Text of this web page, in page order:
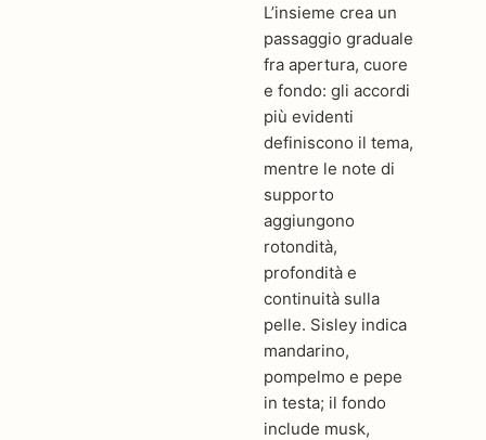
L’insieme crea un
passaggio graduale
fra apertura, cuore
e fondo: gli accordi
più evidenti
definiscono il tema,
mentre le note di
supporto
aggiungono
rotondità,
profondità e
continuità sulla
pelle. Sisley indica
mandarino,
pompelmo e pepe
in testa; il fondo
include musk,